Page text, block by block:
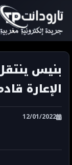
بنيس
الإعارة
12/01/2022